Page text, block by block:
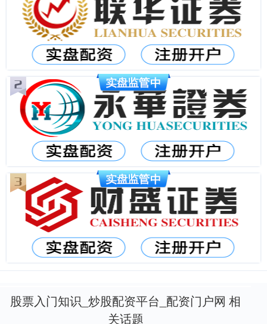
股票入门知识_炒股配资平台_配资门户网 相
关话题